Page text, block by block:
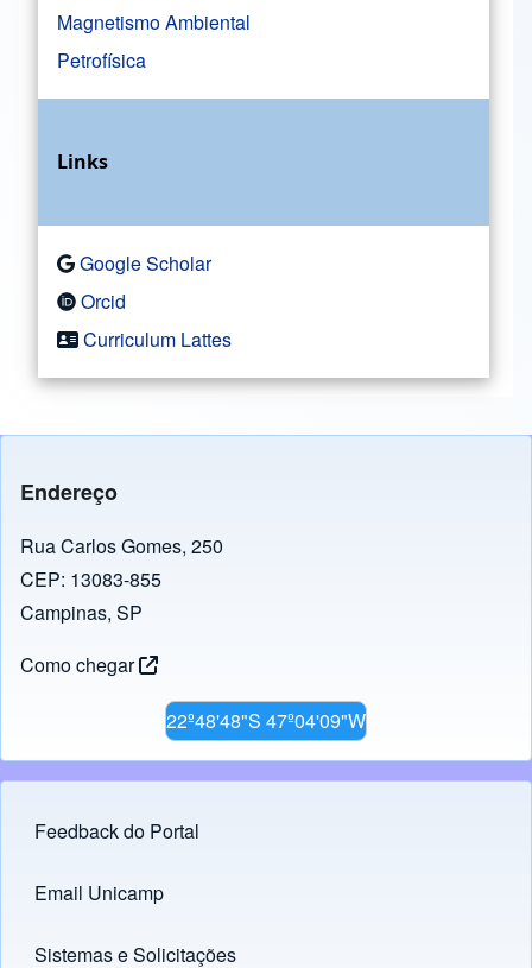
Magnetismo Ambiental
Petrofísica
Links
Google Scholar
Orcid
Curriculum Lattes
Endereço
Rua Carlos Gomes, 250
CEP: 13083-855
Campinas, SP
Como chegar
22º48'48"S 47º04'09"W
Footer menu
Feedback do Portal
Links
Email Unicamp
(opens in new tab)
Sistemas e Solicitações
(opens in new tab)